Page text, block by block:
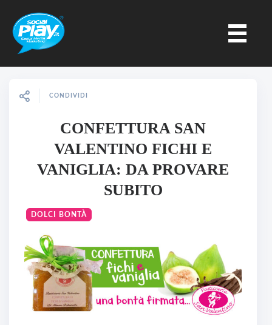
CONDIVIDI
CONFETTURA SAN
VALENTINO FICHI E
VANIGLIA: DA PROVARE
SUBITO
DOLCI BONTÀ